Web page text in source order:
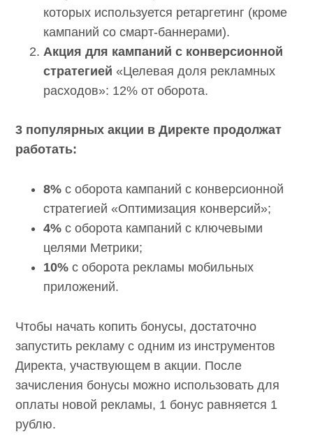
которых используется ретаргетинг (кроме
кампаний со смарт-баннерами).
Акция для кампаний с конверсионной
стратегией «Целевая доля рекламных
расходов»: 12% от оборота.
3 популярных акции в Директе продолжат
работать:
8% с оборота кампаний с конверсионной
стратегией «Оптимизация конверсий»;
4% с оборота кампаний с ключевыми
целями Метрики;
10% с оборота рекламы мобильных
приложений.
Чтобы начать копить бонусы, достаточно
запустить рекламу с одним из инструментов
Директа, участвующем в акции. После
зачисления бонусы можно использовать для
оплаты новой рекламы, 1 бонус равняется 1
рублю.